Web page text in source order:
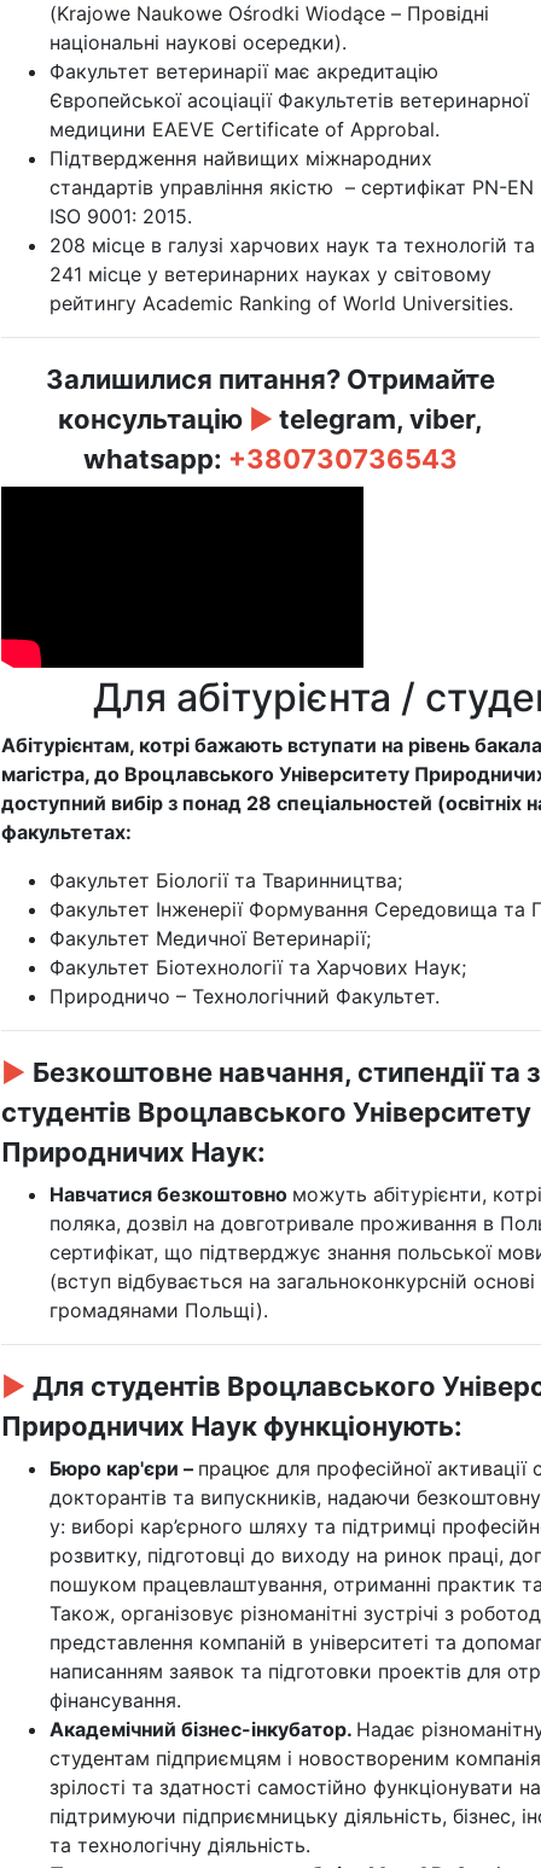
(Krajowe Naukowe Ośrodki Wiodące – Провідні
національні наукові осередки).
Факультет ветеринарії має акредитацію
Європейської асоціації Факультетів ветеринарної
медицини EAEVE Certificate of Approbal.
Підтвердження найвищих міжнародних
стандартів управління якістю – сертифікат PN-EN
ISO 9001: 2015.
208 місце в галузі харчових наук та технологій та
241 місце у ветеринарних науках у світовому
рейтингу Academic Ranking of World Universities.
Залишилися питання? Отримайте
консультацію ► telegram, viber,
whatsapp: +380730736543
Для абітурієнта /
Абітурієнтам, котрі бажають вступати на рівень
магістра, до Вроцлавського Університету
доступний вибір з понад 28 спеціальностей (освітніх
факультетах:
Факультет Біології та Тваринництва;
Факультет Інженерії Формування Середовища та
Факультет Медичної Ветеринарії;
Факультет Біотехнології та Харчових Наук;
Природничо – Технологічний Факультет.
► Безкоштовне навчання, стипендії та
студентів Вроцлавського Університету
Природничих Наук:
Навчатися безкоштовно можуть абітурієнти,
поляка, дозвіл на довготривале проживання в
сертифікат, що підтверджує знання польської
(вступ відбувається на загальноконкурсній
громадянами Польщі).
► Для студентів Вроцлавського
Природничих Наук функціонують:
Бюро кар'єри – працює для професійної активації
докторантів та випускників, надаючи
у: виборі кар’єрного шляху та підтримці
розвитку, підготовці до виходу на ринок праці,
пошуком працевлаштування, отриманні практик
Також, організовує різноманітні зустрічі з
представлення компаній в університеті та
написанням заявок та підготовки проектів для
фінансування.
Академічний бізнес-інкубатор. Надає
студентам підприємцям і новоствореним
зрілості та здатності самостійно функціонувати
підтримуючи підприємницьку діяльність, бізнес,
та технологічну діяльність.